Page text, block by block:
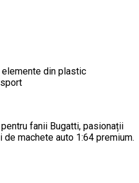
din plastic
fanii Bugatti, pasionații
machete auto 1:64 premium.